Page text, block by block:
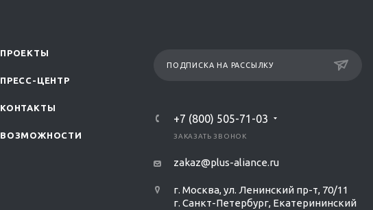
ПРОЕКТЫ
ПРЕСС-ЦЕНТР
КОНТАКТЫ
ВОЗМОЖНОСТИ
ПОДПИСКА НА РАССЫЛКУ
+7 (800) 505-71-03
ЗАКАЗАТЬ ЗВОНОК
zakaz@plus-aliance.ru
г. Москва, ул. Ленинский пр-т, 70/11
г. Санкт-Петербург, Екатерининский